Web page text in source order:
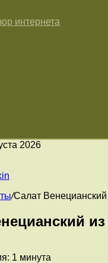
интернета
2026
/Салат Венецианский
1 минута